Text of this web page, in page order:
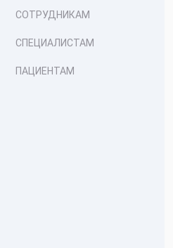
СОТРУДНИКАМ
СПЕЦИАЛИСТАМ
ПАЦИЕНТАМ